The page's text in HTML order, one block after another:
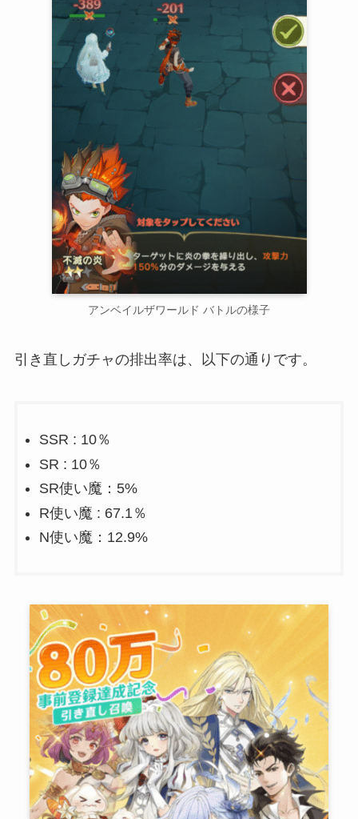
アンベイルザワールド バトルの様子
引き直しガチャの排出率は、以下の通りです。
SSR : 10％
SR : 10％
SR使い魔：5%
R使い魔 : 67.1％
N使い魔：12.9%